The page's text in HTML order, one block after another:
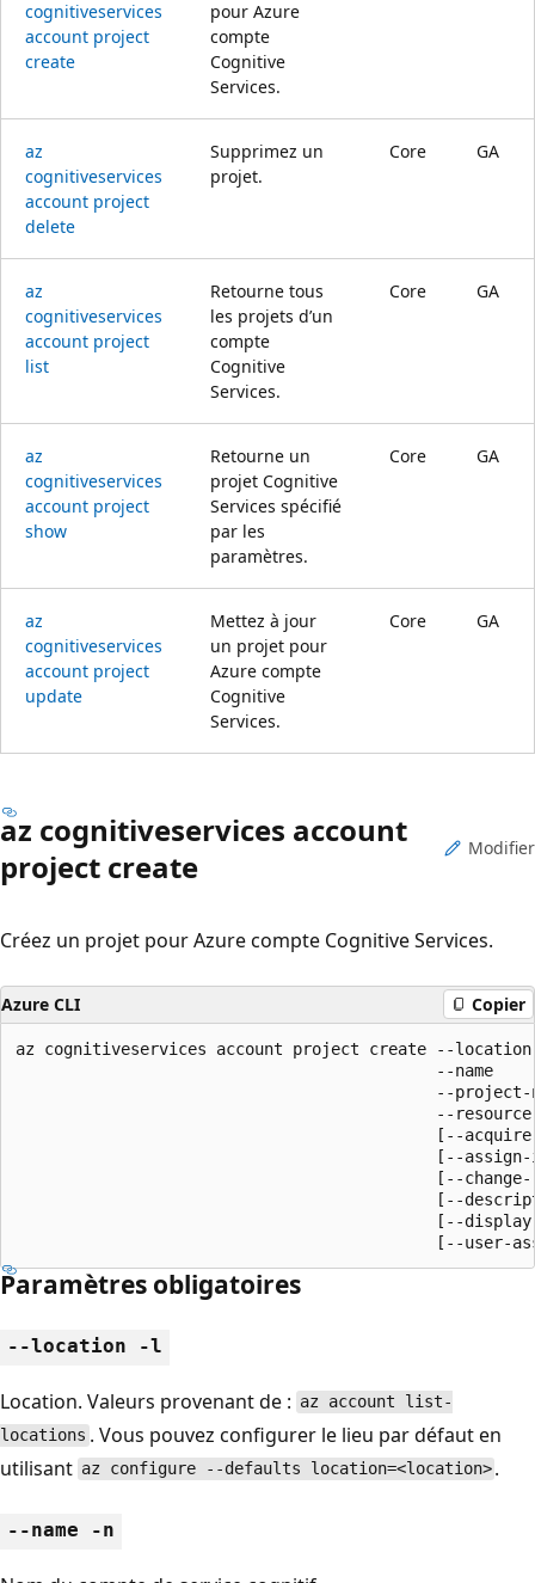
cognitiveservices
account project
create
pour Azure
compte
Cognitive
Services.
az
cognitiveservices
account project
delete
Supprimez un
projet.
Core GA
az
cognitiveservices
account project
list
Retourne tous
les projets d’un
compte
Cognitive
Services.
Core GA
az
cognitiveservices
account project
show
Retourne un
projet Cognitive
Services spécifié
par les
paramètres.
Core GA
az
cognitiveservices
account project
update
Mettez à jour
un projet pour
Azure compte
Cognitive
Services.
Core GA
az cognitiveservices account
project create
Modifier
Créez un projet pour Azure compte Cognitive Services.
Azure CLI Copier
az cognitiveservices account project create --location
                                            --name
--project-
--
[--
[--
[--
[--
[--
[--user-
Paramètres obligatoires
--location -l
Location. Valeurs provenant de : az account list-
locations . Vous pouvez configurer le lieu par défaut en
utilisant az configure --defaults location=<location> .
--name -n